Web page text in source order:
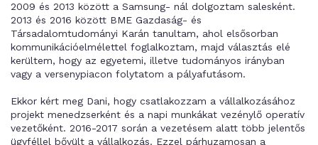
2009 és 2013 között a Samsung- nál dolgoztam salesként.
2013 és 2016 között BME Gazdaság- és
Társadalomtudományi Karán tanultam, ahol elsősorban
kommunikációelmélettel foglalkoztam, majd választás elé
kerültem, hogy az egyetemi, illetve tudományos irányban
vagy a versenypiacon folytatom a pályafutásom.
Ekkor kért meg Dani, hogy csatlakozzam a vállalkozásához
projekt menedzserként és a napi munkákat vezénylő operatív
vezetőként. 2016-2017 során a vezetésem alatt több jelentős
ügyféllel bővült a vállalkozás. Ezzel párhuzamosan a